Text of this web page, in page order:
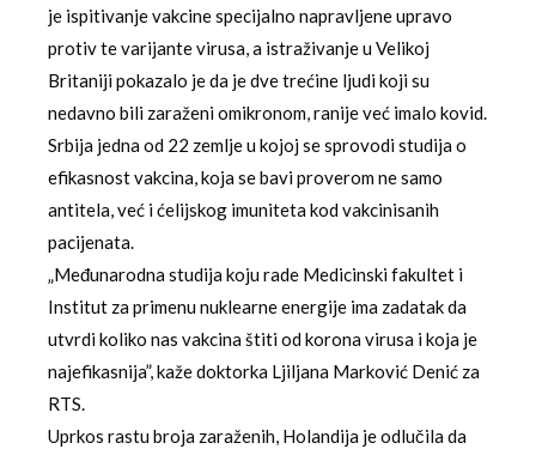
je ispitivanje vakcine specijalno napravljene upravo
protiv te varijante virusa, a istraživanje u Velikoj
Britaniji pokazalo je da je dve trećine ljudi koji su
nedavno bili zaraženi omikronom, ranije već imalo kovid.
Srbija jedna od 22 zemlje u kojoj se sprovodi studija o
efikasnost vakcina, koja se bavi proverom ne samo
antitela, već i ćelijskog imuniteta kod vakcinisanih
pacijenata.
„Međunarodna studija koju rade Medicinski fakultet i
Institut za primenu nuklearne energije ima zadatak da
utvrdi koliko nas vakcina štiti od korona virusa i koja je
najefikasnija”, kaže doktorka Ljiljana Marković Denić za
RTS.
Uprkos rastu broja zaraženih, Holandija je odlučila da